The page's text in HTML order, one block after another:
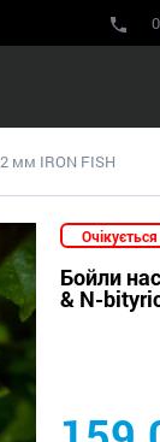
мм IRON FISH
Очікується
Бойли
& N-